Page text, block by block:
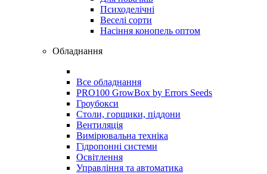
Психоделічні
Веселі сорти
Насіння конопель оптом
Обладнання
Все обладнання
PRO100 GrowBox by Errors Seeds
Гроубокси
Столи, горщики, піддони
Вентиляція
Вимірювальна техніка
Гідропонні системи
Освітлення
Управління та автоматика